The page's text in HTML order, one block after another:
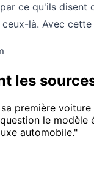
ce qu'ils disent
ceux-là. Avec
les
première
le modèle
automobile."